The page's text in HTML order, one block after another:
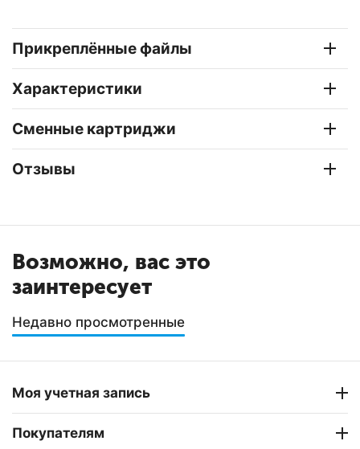
Прикреплённые файлы
Характеристики
Сменные картриджи
Отзывы
Возможно, вас это
заинтересует
Недавно просмотренные
Моя учетная запись
Покупателям